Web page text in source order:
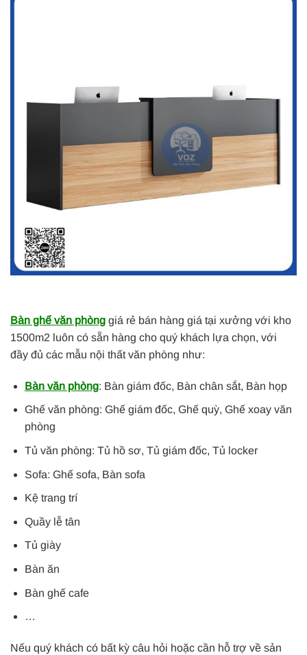
Bàn ghế văn phòng giá rẻ bán hàng giá tại xưởng với kho
1500m2 luôn có sẵn hàng cho quý khách lựa chọn, với
đầy đủ các mẫu nội thất văn phòng như:
Bàn văn phòng: Bàn giám đốc, Bàn chân sắt, Bàn họp
Ghế văn phòng: Ghế giám đốc, Ghế quỳ, Ghế xoay văn
phòng
Tủ văn phòng: Tủ hồ sơ, Tủ giám đốc, Tủ locker
Sofa: Ghế sofa, Bàn sofa
Kệ trang trí
Quầy lễ tân
Tủ giày
Bàn ăn
Bàn ghế cafe
…
Nếu quý khách có bất kỳ câu hỏi hoặc cần hỗ trợ về sản